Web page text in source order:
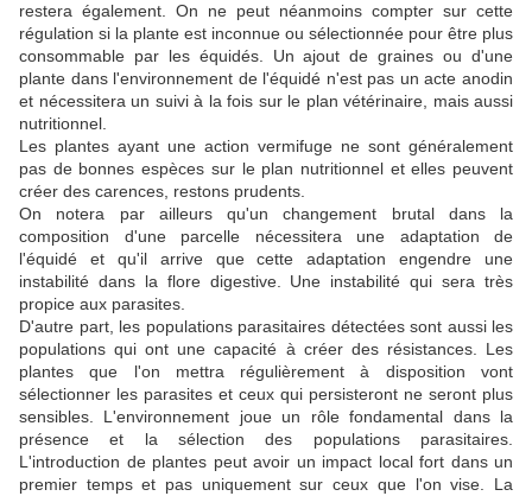
restera également. On ne peut néanmoins compter sur cette
régulation si la plante est inconnue ou sélectionnée pour être plus
consommable par les équidés. Un ajout de graines ou d'une
plante dans l'environnement de l'équidé n'est pas un acte anodin
et nécessitera un suivi à la fois sur le plan vétérinaire, mais aussi
nutritionnel.
Les plantes ayant une action vermifuge ne sont généralement
pas de bonnes espèces sur le plan nutritionnel et elles peuvent
créer des carences, restons prudents.
On notera par ailleurs qu'un changement brutal dans la
composition d'une parcelle nécessitera une adaptation de
l'équidé et qu'il arrive que cette adaptation engendre une
instabilité dans la flore digestive. Une instabilité qui sera très
propice aux parasites.
D'autre part, les populations parasitaires détectées sont aussi les
populations qui ont une capacité à créer des résistances. Les
plantes que l'on mettra régulièrement à disposition vont
sélectionner les parasites et ceux qui persisteront ne seront plus
sensibles. L'environnement joue un rôle fondamental dans la
présence et la sélection des populations parasitaires.
L'introduction de plantes peut avoir un impact local fort dans un
premier temps et pas uniquement sur ceux que l'on vise. La